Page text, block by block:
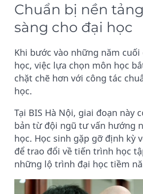
Chuẩn bị nền
sàng cho đại học
Khi bước vào những năm
học, việc lựa chọn môn học
chặt chẽ hơn với công tác
học.
Tại BIS Hà Nội, giai đoạn này
bản từ đội ngũ tư vấn hướng
học. Học sinh gặp gỡ định kỳ
để trao đổi về tiến trình học
những lộ trình đại học tiềm